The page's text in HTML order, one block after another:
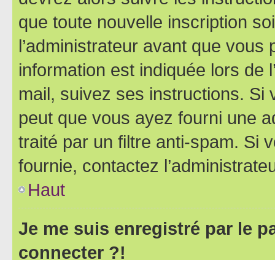
que toute nouvelle inscription
l’administrateur avant que
information est indiquée lors de
mail, suivez ses instructions. Si
peut que vous ayez fourni une
traité par un filtre anti-spam. Si
fournie, contactez
Haut
Je me suis enregistré par le
connecter ?!